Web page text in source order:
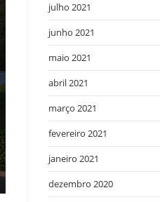
julho 2021
junho 2021
maio 2021
abril 2021
março 2021
fevereiro 2021
janeiro 2021
dezembro 2020